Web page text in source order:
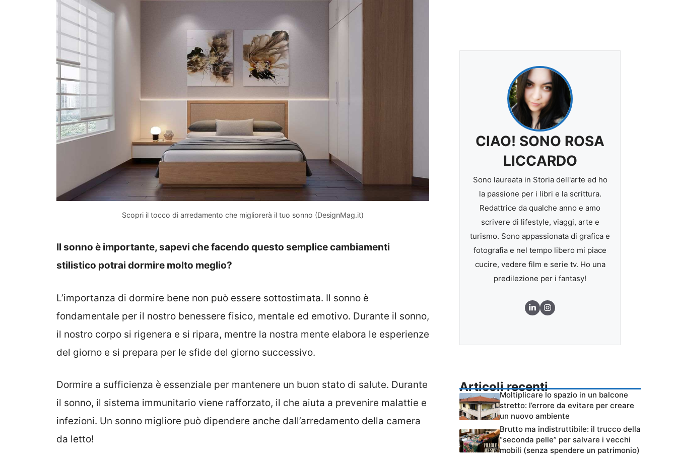
Scopri il tocco di arredamento che migliorerà il tuo sonno (DesignMag.it)
Il sonno è importante, sapevi che facendo questo semplice cambiamenti
stilistico potrai dormire molto meglio?
L’importanza di dormire bene non può essere sottostimata. Il sonno è
fondamentale per il nostro benessere fisico, mentale ed emotivo. Durante il sonno,
il nostro corpo si rigenera e si ripara, mentre la nostra mente elabora le esperienze
del giorno e si prepara per le sfide del giorno successivo.
Dormire a sufficienza è essenziale per mantenere un buon stato di salute. Durante
il sonno, il sistema immunitario viene rafforzato, il che aiuta a prevenire malattie e
infezioni. Un sonno migliore può dipendere anche dall’arredamento della camera
da letto!
CIAO! SONO ROSA
LICCARDO
Sono laureata in Storia dell'arte ed ho
la passione per i libri e la scrittura.
Redattrice da qualche anno e amo
scrivere di lifestyle, viaggi, arte e
turismo. Sono appassionata di grafica e
fotografia e nel tempo libero mi piace
cucire, vedere film e serie tv. Ho una
predilezione per i fantasy!
Articoli recenti
Moltiplicare lo spazio in un balcone
stretto: l’errore da evitare per creare
un nuovo ambiente
Brutto ma indistruttibile: il trucco della
“seconda pelle” per salvare i vecchi
mobili (senza spendere un patrimonio)